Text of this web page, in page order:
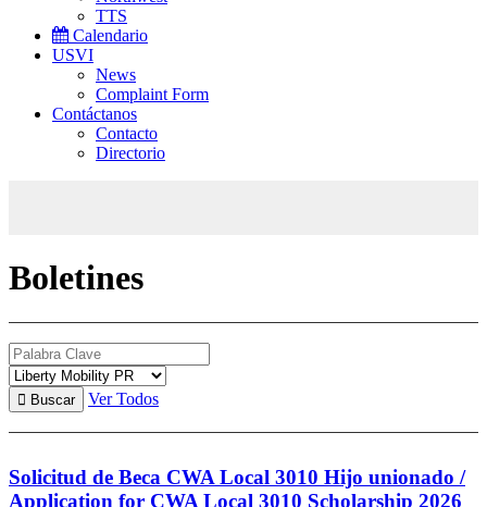
TTS
Calendario
USVI
News
Complaint Form
Contáctanos
Contacto
Directorio
Boletines
Ver Todos
Solicitud de Beca CWA Local 3010 Hijo unionado /
Application for CWA Local 3010 Scholarship 2026